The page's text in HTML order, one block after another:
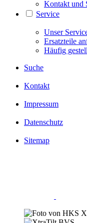
Kontakt und
Service
Unser
Ersatzteile
Häufig
Suche
Kontakt
Impressum
Datenschutz
Sitemap